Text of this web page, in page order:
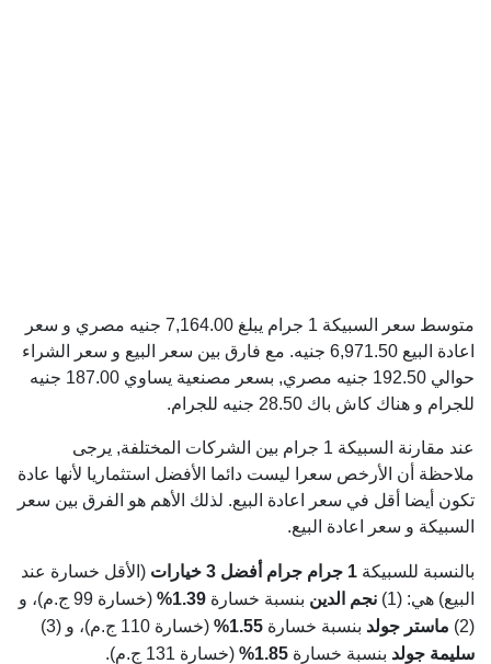
متوسط سعر السبيكة 1 جرام يبلغ 7,164.00 جنيه مصري و سعر
اعادة البيع 6,971.50 جنيه. مع فارق بين سعر البيع و سعر الشراء
حوالي 192.50 جنيه مصري, بسعر مصنعية يساوي 187.00 جنيه
للجرام و هناك كاش باك 28.50 جنيه للجرام.
عند مقارنة السبيكة 1 جرام بين الشركات المختلفة, يرجى
ملاحظة أن الأرخص سعرا ليست دائما الأفضل استثماريا لأنها عادة
تكون أيضا أقل في سعر اعادة البيع. لذلك الأهم هو الفرق بين سعر
السبيكة و سعر اعادة البيع.
بالنسبة للسبيكة 1 جرام جرام أفضل 3 خيارات
(الأقل خسارة عند
البيع) هي: (1)
نجم الدين بنسبة خسارة 1.39%
(خسارة 99 ج.م)، و
(2)
ماستر جولد بنسبة خسارة 1.55%
(خسارة 110 ج.م)، و (3)
سليمة جولد بنسبة خسارة 1.85% (خسارة 131 ج.م).